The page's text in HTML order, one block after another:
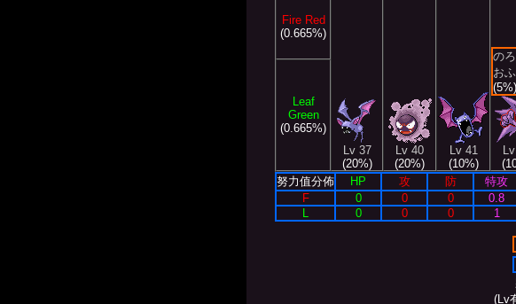
Fire Red
(0.665%)
Lv 37
(20%)
Lv 40
(20%)
Lv 41
(10%)
の
お
(5%)
Leaf
Green
(0.665%)
努力值分佈
HP 攻 防 特攻
F
0 0 0 0.8
L
0 0 0 1
(Lv